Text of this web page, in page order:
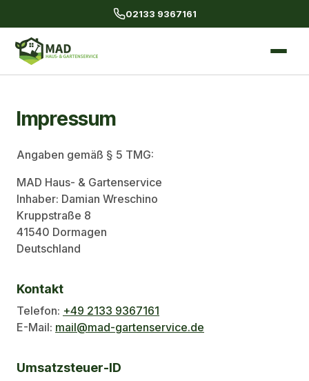
02133 9367161
Impressum
Angaben gemäß § 5 TMG:
MAD Haus- & Gartenservice
Inhaber: Damian Wreschino
Kruppstraße 8
41540 Dormagen
Deutschland
Kontakt
Telefon: +49 2133 9367161
E-Mail: mail@mad-gartenservice.de
Umsatzsteuer-ID